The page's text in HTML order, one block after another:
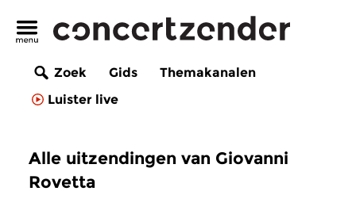
Zoek Gids
Themakanalen
Luister live
Alle uitzendingen van Giovanni
Rovetta